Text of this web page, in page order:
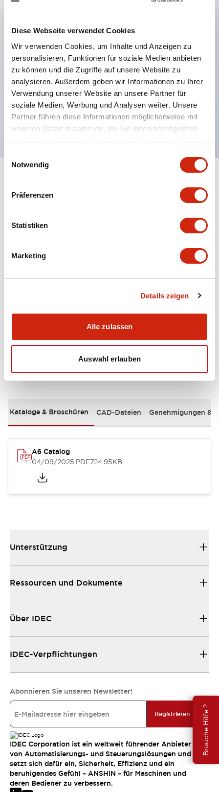
Diese Webseite verwendet Cookies
Wir verwenden Cookies, um Inhalte und Anzeigen zu
personalisieren, Funktionen für soziale Medien anbieten
zu können und die Zugriffe auf unsere Website zu
analysieren. Außerdem geben wir Informationen zu Ihrer
Verwendung unserer Website an unsere Partner für
soziale Medien, Werbung und Analysen weiter. Unsere
Partner führen diese Informationen möglicherweise mit
weiteren Daten zusammen, die Sie ihnen bereitgestellt
haben oder die sie im Rahmen Ihrer Nutzung der Dienste
Notwendig
Präferenzen
Statistiken
Marketing
Details zeigen
Alle zulassen
Auswahl erlauben
Brauche Hilfe ?
LED-Beleuchtungseinheit mit integriertem
LED-Lampenkörper
Schutzarten IP40 und IP65 vollständig verfügbar
(IEC 60529)
UL- und CSA-zertifiziert. Entspricht EN (Europa)
Normen. CCC-zertifiziert (außer Anzeigeleuchten).
Mit speziellem Zubehör leicht auf Φ22 Flash-
Silhouette umstellbar
Electrical Specifications (rated illuminated
Dokumente und Dateien
Kataloge & Broschüren CAD-Dateien Genehmigungen &
A6 Catalog
04/09/2025.PDF724.95KB
Unterstützung
Ressourcen und Dokumente
Über IDEC
IDEC-Verpflichtungen
Abonnieren Sie unseren Newsletter!
Registrieren
IDEC Corporation ist ein weltweit führender Anbieter
von Automatisierungs- und Steuerungslösungen und
setzt sich dafür ein, Sicherheit, Effizienz und ein
beruhigendes Gefühl – ANSHIN – für Maschinen und
deren Bediener zu verbessern.